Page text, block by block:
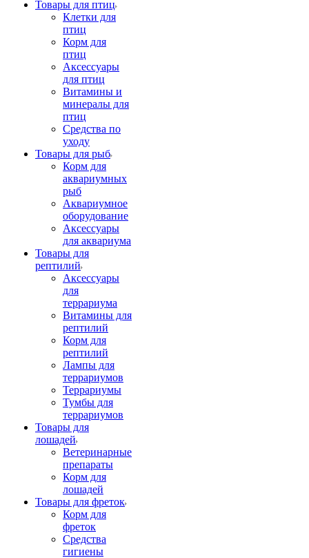
Товары для птиц
Клетки для
птиц
Корм для
птиц
Аксессуары
для птиц
Витамины и
минералы для
птиц
Средства по
уходу
Товары для рыб
Корм для
аквариумных
рыб
Аквариумное
оборудование
Аксессуары
для аквариума
Товары для
рептилий
Аксессуары
для
террариума
Витамины для
рептилий
Корм для
рептилий
Лампы для
террариумов
Террариумы
Тумбы для
террариумов
Товары для
лошадей
Ветеринарные
препараты
Корм для
лошадей
Товары для фреток
Корм для
фреток
Средства
гигиены